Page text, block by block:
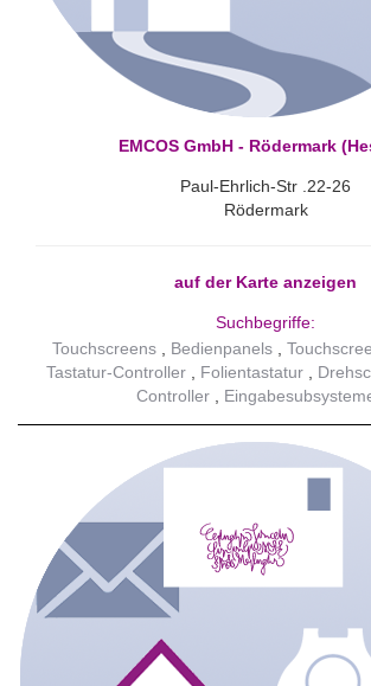
EMCOS GmbH - Rödermark
Paul-Ehrlich-Str .22-26
Rödermark
auf der Karte anzeigen
Suchbegriffe:
Touchscreens
Bedienpanels
Tastatur-Controller
Folientastatur
Controller